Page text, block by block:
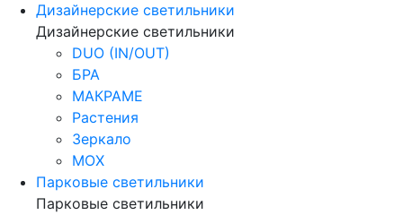
Дизайнерские светильники
Дизайнерские светильники
DUO (IN/OUT)
БРА
МАКРАМЕ
Растения
Зеркало
МОХ
Парковые светильники
Парковые светильники